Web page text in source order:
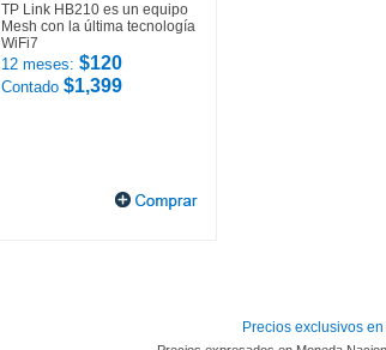
TP Link HB210 es un equipo
Mesh con la última tecnología
WiFi7
12 meses: $120
Contado $1,399
Precios exclusivos